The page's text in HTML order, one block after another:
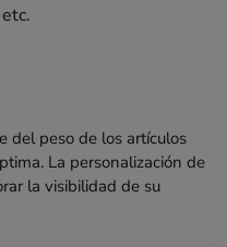
del peso de los artículos
La personalización de
la visibilidad de su